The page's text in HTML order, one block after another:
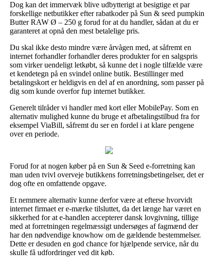
Dog kan det immervæk blive udbytterigt at besigtige et par
forskellige netbutikker efter rabatkoder på Sun & seed pumpkin
Butter RAW Ø – 250 g forud for at du handler, sådan at du er
garanteret at opnå den mest betalelige pris.
Du skal ikke desto mindre være årvågen med, at såfremt en
internet forhandler forhandler deres produkter for en salgspris
som virker uendeligt letkøbt, så kunne det i nogle tilfælde være
et kendetegn på en svindel online butik. Bestillinger med
betalingskort er heldigvis en del af en anordning, som passer på
dig som kunde overfor fup internet butikker.
Generelt tilråder vi handler med kort eller MobilePay. Som en
alternativ mulighed kunne du bruge et afbetalingstilbud fra for
eksempel ViaBill, såfremt du ser en fordel i at klare pengene
over en periode.
Forud for at nogen køber på en Sun & Seed e-forretning kan
man uden tvivl overveje butikkens forretningsbetingelser, det er
dog ofte en omfattende opgave.
Et nemmere alternativ kunne derfor være at efterse hvorvidt
internet firmaet er e-mærke tilsluttet, da det længe har været en
sikkerhed for at e-handlen accepterer dansk lovgivning, tillige
med at forretningen regelmæssigt undersøges af fagmænd der
har den nødvendige knowhow om de gældende bestemmelser.
Dette er desuden en god chance for hjælpende service, når du
skulle få udfordringer ved dit køb.